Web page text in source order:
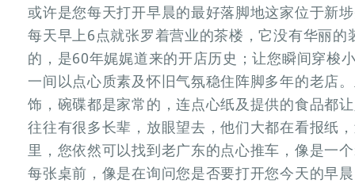
或许是您每天打开早晨的最好落脚地这家位于新
每天早上6点就张罗着营业的茶楼，它没有华丽
的，是60年娓娓道来的开店历史；让您瞬间穿梭
一间以点心质素及怀旧气氛稳住阵脚多年的老店
饰，碗碟都是家常的，连点心纸及提供的食品都
往往有很多长辈，放眼望去，他们大都在看报纸
里，您依然可以找到老广东的点心推车，像是一
每张桌前，像是在询问您是否要打开您今天的早晨